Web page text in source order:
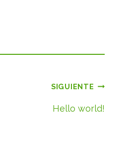
SIGUIENTE
Hello world!